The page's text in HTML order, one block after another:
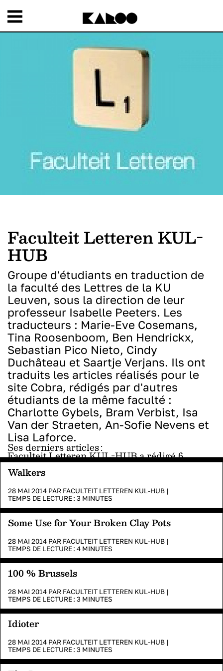
Faculteit Letteren KUL-
HUB
Groupe d'étudiants en traduction de
la faculté des Lettres de la KU
Leuven, sous la direction de leur
professeur Isabelle Peeters. Les
traducteurs : Marie-Eve Cosemans,
Tina Roosenboom, Ben Hendrickx,
Sebastian Pico Nieto, Cindy
Duchâteau et Saartje Verjans. Ils ont
traduits les articles réalisés pour le
site Cobra, rédigés par d'autres
étudiants de la même faculté :
Charlotte Gybels, Bram Verbist, Isa
Van der Straeten, An-Sofie Nevens et
Lisa Laforce.
Faculteit Letteren KUL-HUB a rédigé 6
articles sur Karoo.
Ses derniers articles :
Walkers
28 MAI 2014 PAR FACULTEIT LETTEREN KUL-HUB |
TEMPS DE LECTURE : 3 MINUTES
Some Use for Your Broken Clay Pots
28 MAI 2014 PAR FACULTEIT LETTEREN KUL-HUB |
TEMPS DE LECTURE : 4 MINUTES
100 % Brussels
28 MAI 2014 PAR FACULTEIT LETTEREN KUL-HUB |
TEMPS DE LECTURE : 3 MINUTES
Idioter
28 MAI 2014 PAR FACULTEIT LETTEREN KUL-HUB |
TEMPS DE LECTURE : 3 MINUTES